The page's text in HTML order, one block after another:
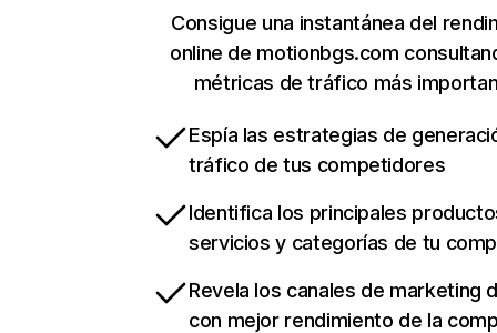
Consigue una instantánea del
online de motionbgs.com
métricas de tráfico más
Espía las estrategias de
tráfico de tus competidores
Identifica los principales
servicios y categorías de tu
Revela los canales de marketing
con mejor rendimiento de la